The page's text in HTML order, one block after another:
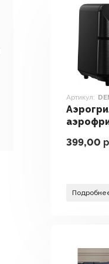
Артикул:
KZ150W
399,00